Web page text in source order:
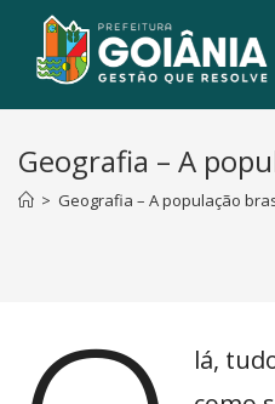
Geografia – A
> Geografia – A população
lá,